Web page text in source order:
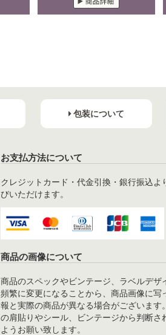
包装について
お支払方法について
クレジットカード・代金引換・銀行振込よ
びいただけます。
商品の画像について
商品のスペックやビンテージ、ラベルデザ
頻繁に変更になることから、商品画像に写
報と実際の商品が異なる場合がございます
の肩貼りやシール、ビンテージから判断さ
ようお願い致します。